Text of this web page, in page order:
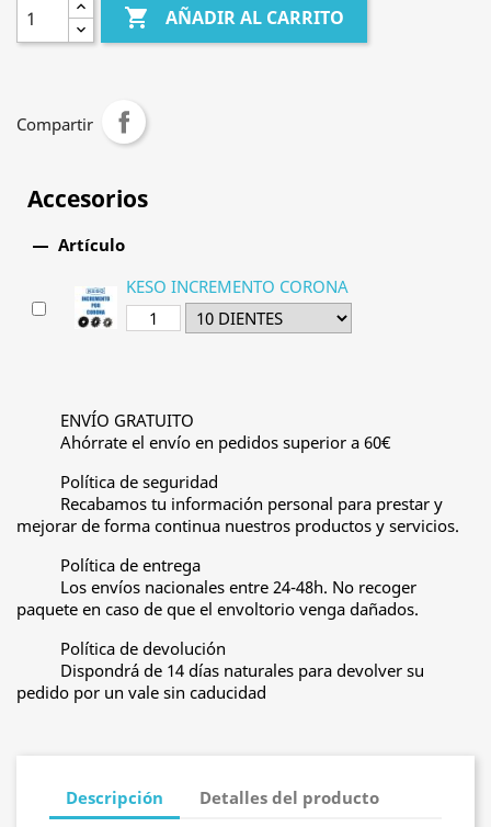
 AÑADIR AL CARRITO
Compartir
Accesorios
 Artículo
KESO INCREMENTO CORONA
ENVÍO GRATUITO
Ahórrate el envío en pedidos superior a 60€
Política de seguridad
Recabamos tu información personal para prestar y
mejorar de forma continua nuestros productos y servicios.
Política de entrega
Los envíos nacionales entre 24-48h. No recoger
paquete en caso de que el envoltorio venga dañados.
Política de devolución
Dispondrá de 14 días naturales para devolver su
pedido por un vale sin caducidad
Descripción Detalles del producto